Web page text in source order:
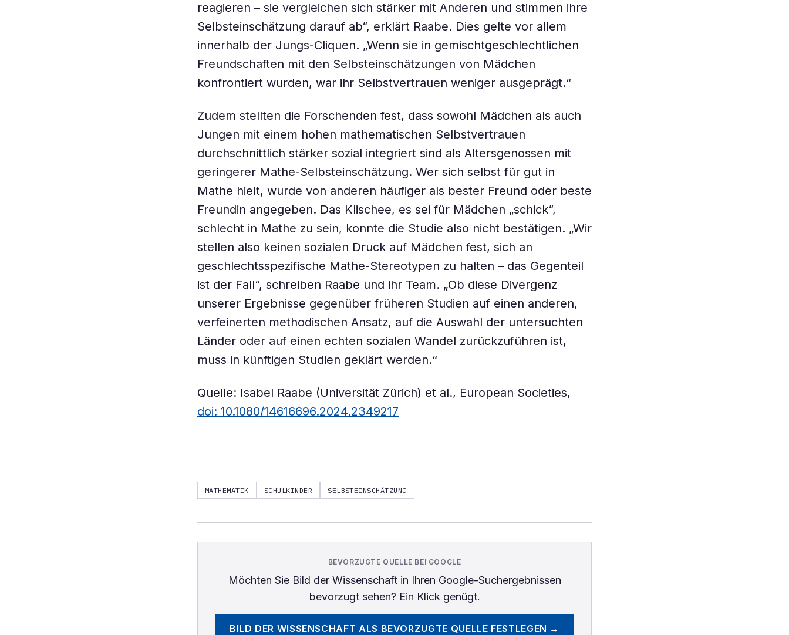
reagieren – sie vergleichen sich stärker mit Anderen und stimmen ihre
Selbsteinschätzung darauf ab“, erklärt Raabe. Dies gelte vor allem
innerhalb der Jungs-Cliquen. „Wenn sie in gemischtgeschlechtlichen
Freundschaften mit den Selbsteinschätzungen von Mädchen
konfrontiert wurden, war ihr Selbstvertrauen weniger ausgeprägt.“
Zudem stellten die Forschenden fest, dass sowohl Mädchen als auch
Jungen mit einem hohen mathematischen Selbstvertrauen
durchschnittlich stärker sozial integriert sind als Altersgenossen mit
geringerer Mathe-Selbsteinschätzung. Wer sich selbst für gut in
Mathe hielt, wurde von anderen häufiger als bester Freund oder beste
Freundin angegeben. Das Klischee, es sei für Mädchen „schick“,
schlecht in Mathe zu sein, konnte die Studie also nicht bestätigen. „Wir
stellen also keinen sozialen Druck auf Mädchen fest, sich an
geschlechtsspezifische Mathe-Stereotypen zu halten – das Gegenteil
ist der Fall“, schreiben Raabe und ihr Team. „Ob diese Divergenz
unserer Ergebnisse gegenüber früheren Studien auf einen anderen,
verfeinerten methodischen Ansatz, auf die Auswahl der untersuchten
Länder oder auf einen echten sozialen Wandel zurückzuführen ist,
muss in künftigen Studien geklärt werden.“
Quelle: Isabel Raabe (Universität Zürich) et al., European Societies,
doi: 10.1080/14616696.2024.2349217
MATHEMATIK SCHULKINDER SELBSTEINSCHÄTZUNG
BEVORZUGTE QUELLE BEI GOOGLE
Möchten Sie Bild der Wissenschaftin Ihren Google-Suchergebnissen
bevorzugt sehen? Ein Klick genügt.
BILD DER WISSENSCHAFT ALS BEVORZUGTE QUELLE FESTLEGEN →